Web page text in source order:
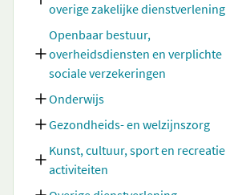
overige zakelijke dienstverlening
Openbaar bestuur,
overheidsdiensten en verplichte
sociale verzekeringen
Onderwijs
Gezondheids- en welzijnszorg
Kunst, cultuur, sport en recreatie
activiteiten